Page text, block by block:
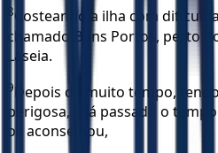
8Costeando a ilha com
chamado Bons Portos, perto
Laseia.
9
Depois de muito tempo,
perigosa, e já passado o tempo
os aconselhou,